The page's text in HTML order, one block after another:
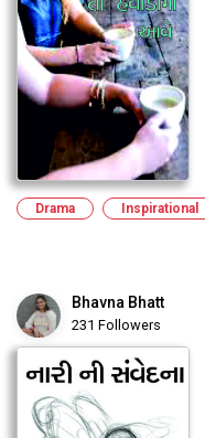
Drama Inspirational
Bhavna Bhatt
231 Followers